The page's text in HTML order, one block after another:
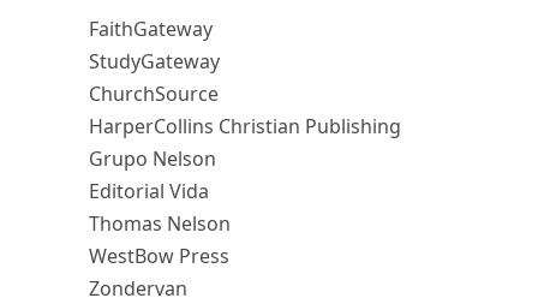
FaithGateway
StudyGateway
ChurchSource
HarperCollins Christian Publishing
Grupo Nelson
Editorial Vida
Thomas Nelson
WestBow Press
Zondervan